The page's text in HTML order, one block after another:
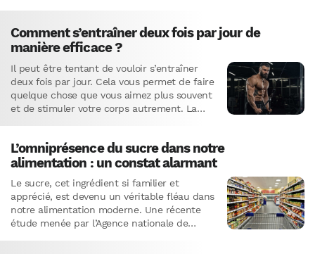
Comment s’entraîner deux fois par jour de
manière efficace ?
Il peut être tentant de vouloir s’entraîner
deux fois par jour. Cela vous permet de faire
quelque chose que vous aimez plus souvent
et de stimuler votre corps autrement. La…
L’omniprésence du sucre dans notre
alimentation : un constat alarmant
Le sucre, cet ingrédient si familier et
apprécié, est devenu un véritable fléau dans
notre alimentation moderne. Une récente
étude menée par l’Agence nationale de